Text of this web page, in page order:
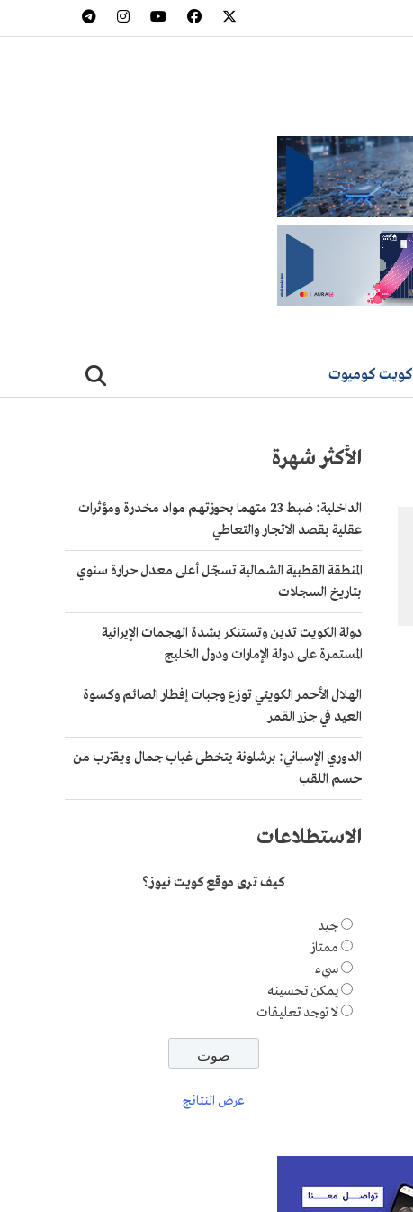
كويت كوميوت
الأكثر شهرة
الداخلية: ضبط 23 متهما بحوزتهم مواد مخدرة ومؤثرات
عقلية بقصد الاتجار والتعاطي
المنطقة القطبية الشمالية تسجّل أعلى معدل حرارة سنوي
بتاريخ السجلات
دولة الكويت تدين وتستنكر بشدة الهجمات الإيرانية
المستمرة على دولة الإمارات ودول الخليج
الهلال الأحمر الكويتي توزع وجبات إفطار الصائم وكسوة
العيد في جزر القمر
الدوري الإسباني: برشلونة يتخطى غياب جمال ويقترب من
حسم اللقب
الاستطلاعات
كيف ترى موقع كويت نيوز؟
جيد
ممتاز
سيء
يمكن تحسينه
لا توجد تعليقات
عرض النتائج